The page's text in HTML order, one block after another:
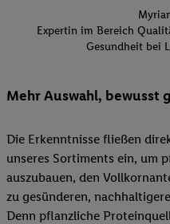
Expertin im Bereich
Gesundheit bei
Mehr Auswahl, bewusst
Die Erkenntnisse fließen
unseres Sortiments ein, um
auszubauen, den
zu gesünderen,
Denn pflanzliche